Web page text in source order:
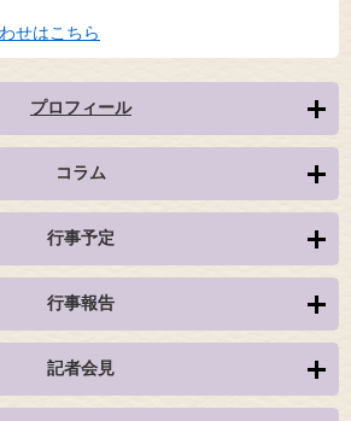
せはこちら
プロフィール
コラム
行事予定
行事報告
記者会見